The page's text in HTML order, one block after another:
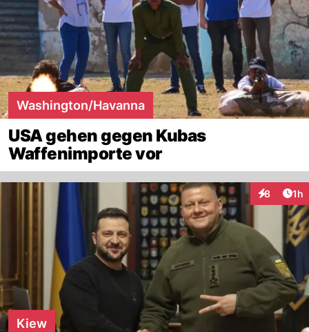
Washington/Havanna
USA gehen gegen Kubas
Waffenimporte vor
8 1h
Kiew